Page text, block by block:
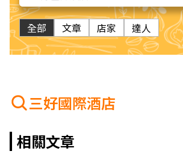
全部 文章 店家 達人
三好國際酒店
相關文章